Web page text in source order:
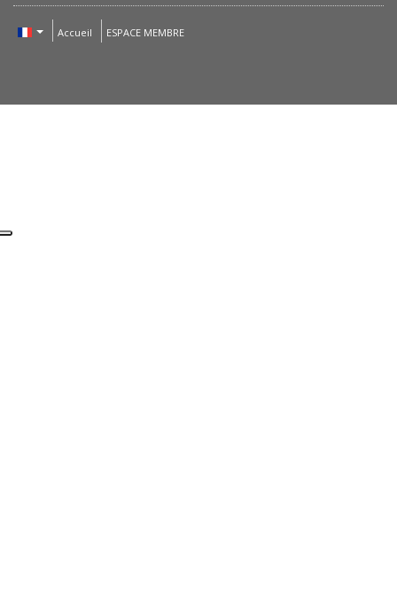
Accueil ESPACE MEMBRE